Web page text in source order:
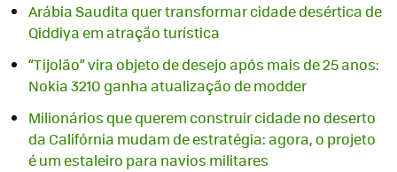
Arábia Saudita quer transformar cidade desértica de
Qiddiya em atração turística
“Tijolão” vira objeto de desejo após mais de 25 anos:
Nokia 3210 ganha atualização de modder
Milionários que querem construir cidade no deserto
da Califórnia mudam de estratégia: agora, o projeto
é um estaleiro para navios militares